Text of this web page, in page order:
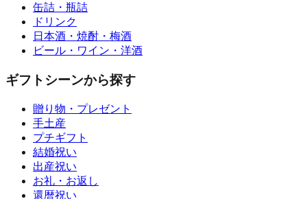
缶詰・瓶詰
ドリンク
日本酒・焼酎・梅酒
ビール・ワイン・洋酒
ギフトシーンから探す
贈り物・プレゼント
手土産
プチギフト
結婚祝い
出産祝い
お礼・お返し
還暦祝い